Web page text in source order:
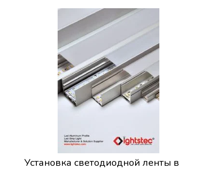
Установка светодиодной ленты в